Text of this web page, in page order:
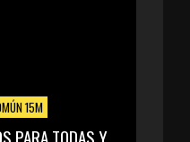
15M
PARA TODAS Y